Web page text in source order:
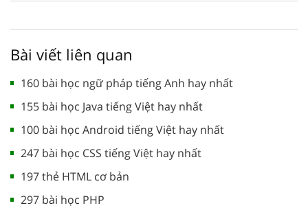
Bài viết liên quan
160 bài học ngữ pháp tiếng Anh hay nhất
155 bài học Java tiếng Việt hay nhất
100 bài học Android tiếng Việt hay nhất
247 bài học CSS tiếng Việt hay nhất
197 thẻ HTML cơ bản
297 bài học PHP